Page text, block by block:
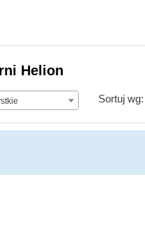
Helion
Sortuj wg: